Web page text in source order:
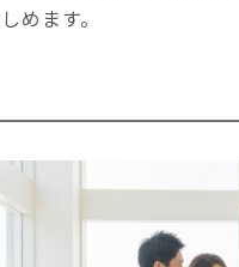
めます。